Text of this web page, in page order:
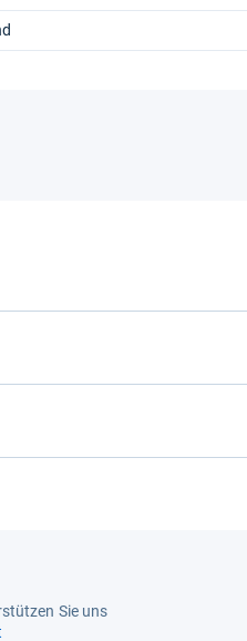
Sie uns